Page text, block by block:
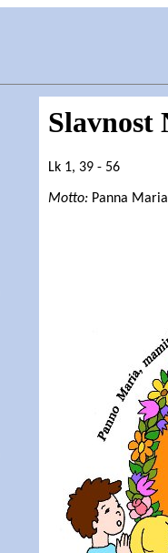
Slavnost
Lk 1, 39 - 56
Motto: Panna